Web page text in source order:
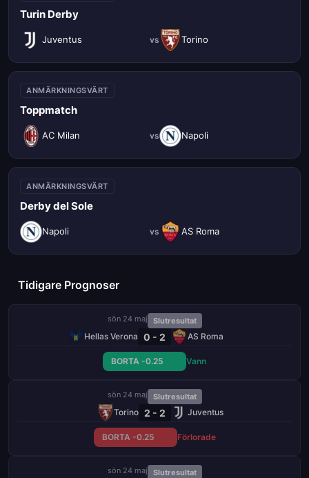
Turin Derby
Juventus vs Torino
ANMÄRKNINGSVÄRT
Toppmatch
AC Milan vs Napoli
ANMÄRKNINGSVÄRT
Derby del Sole
Napoli vs AS Roma
Tidigare Prognoser
sön 24 maj Slutresultat
Hellas Verona 0 - 2 AS Roma
BORTA -0.25 Vann
sön 24 maj Slutresultat
Torino 2 - 2 Juventus
BORTA -0.25 Förlorade
sön 24 maj Slutresultat